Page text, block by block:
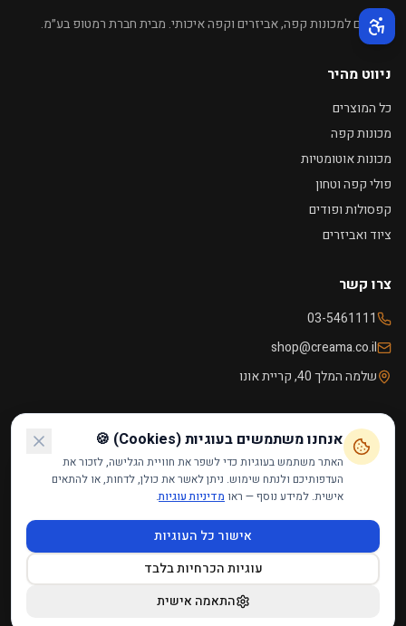
מומחים למכונות קפה, אביזרים וקפה איכותי. מבית חברת רמטופ בע״מ.
ניווט מהיר
כל המוצרים
מכונות קפה
מכונות אוטומטיות
פולי קפה וטחון
קפסולות ופודים
ציוד ואביזרים
צרו קשר
03-5461111
shop@creama.co.il
שלמה המלך 40, קריית אונו
שעות פעילות
ראשון - חמישי
09:00 - 18:00
09:00 - 14:00
קרמה אונו — מבית רמטופ בע״מ. כל הזכויות שמורות.
תפריט נגישות פעיל
אנחנו משתמשים בעוגיות (Cookies) 🍪
האתר משתמש בעוגיות כדי לשפר את חוויית הגלישה, לזכור את
העדפותיכם ולנתח שימוש. ניתן לאשר את כולן, לדחות, או להתאים
אישית. למידע נוסף — ראו מדיניות עוגיות.
אישור כל העוגיות
עוגיות הכרחיות בלבד
התאמה אישית